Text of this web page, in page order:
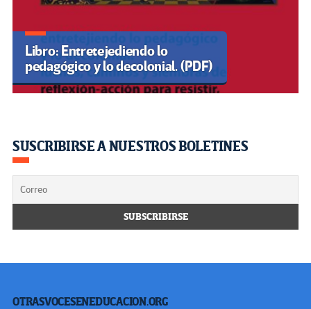
Libro: Entretejediendo lo
pedagógico y lo decolonial. (PDF)
SUSCRIBIRSE A NUESTROS BOLETINES
OTRASVOCESENEDUCACION.ORG